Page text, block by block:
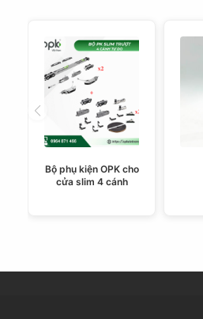
Bộ phụ kiện OPK cho
cửa slim 4 cánh